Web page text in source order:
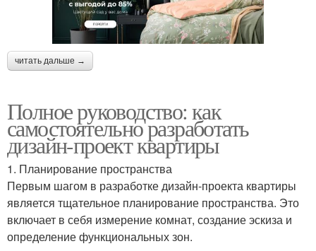
читать дальше →
Полное руководство: как
самостоятельно разработать
дизайн-проект квартиры
1. Планирование пространства
Первым шагом в разработке дизайн-проекта квартиры
является тщательное планирование пространства. Это
включает в себя измерение комнат, создание эскиза и
определение функциональных зон.